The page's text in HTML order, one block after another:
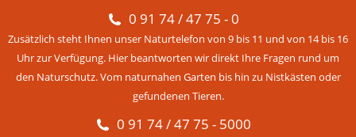
0 91 74 / 47 75 - 0
Zusätzlich steht Ihnen unser Naturtelefon von 9 bis 11 und von 14 bis 16
Uhr zur Verfügung. Hier beantworten wir direkt Ihre Fragen rund um
den Naturschutz. Vom naturnahen Garten bis hin zu Nistkästen oder
gefundenen Tieren.
0 91 74 / 47 75 - 5000